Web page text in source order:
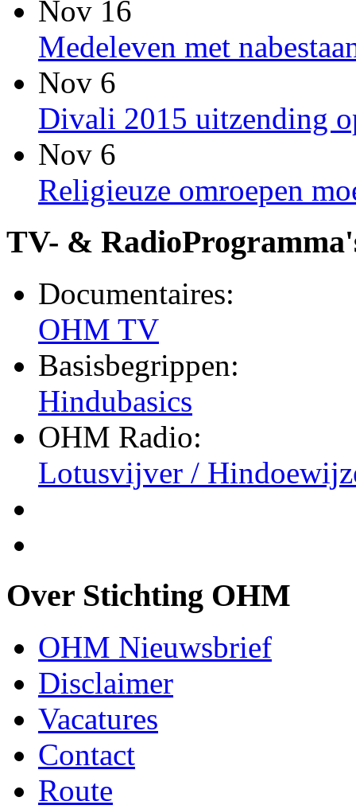
Nov 16
Medeleven met
Nov 6
Divali 2015 uitzending
Nov 6
Religieuze omroepen
TV- &
Documentaires:
OHM TV
Basisbegrippen:
Hindubasics
OHM Radio:
Lotusvijver /
Over Stichting OHM
OHM Nieuwsbrief
Disclaimer
Vacatures
Contact
Route